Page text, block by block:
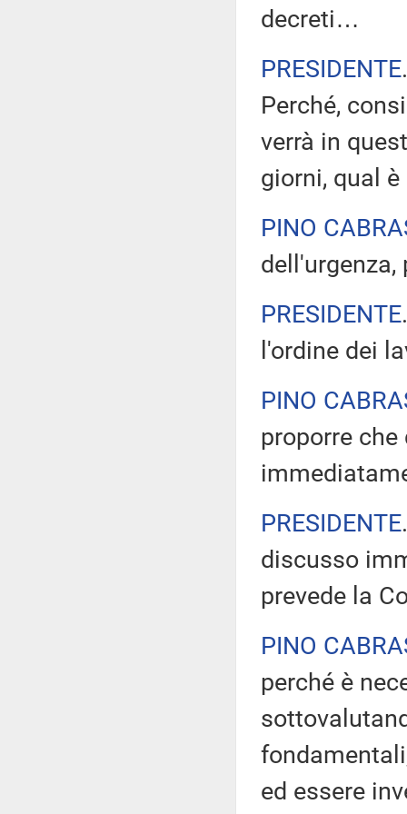
decreti…
PRESIDENTE
Perché,
verrà in
giorni, qual
PINO
PRESIDENTE
l'ordine dei
PINO
proporre
PRESIDENTE
discusso
prevede la
PINO
perché è
ed essere